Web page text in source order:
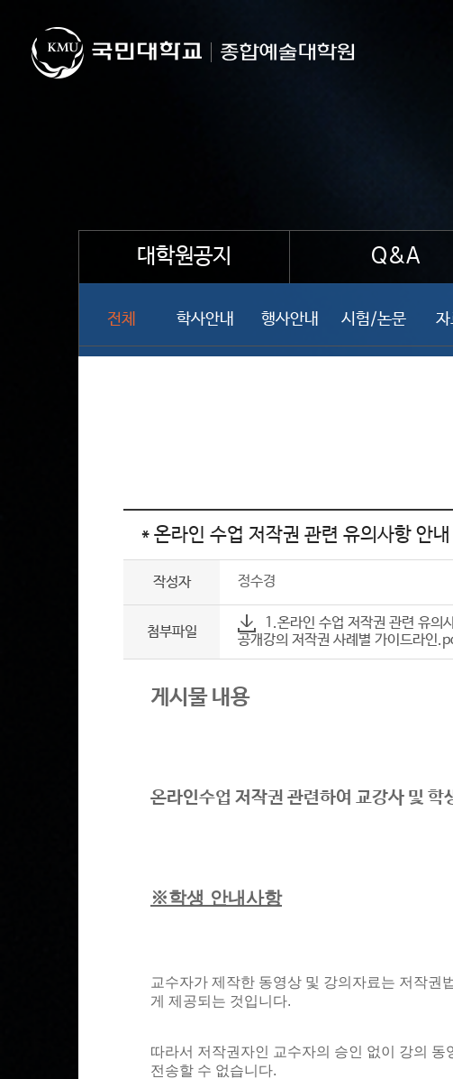
대학원공지
전체 학사안내 행사안내 시험/논문
Q&A
* 온라인 수업 저작권 관련 유의사항 안
작성자 정수경
첨부파일
1.온라인 수업 저작권 관련 유
공개강의 저작권 사례별 가이드라인
게시물 내용
온라인수업 저작권 관련하여 교강사 및
※학생 안내사항
교수자가 제작한 동영상 및 강의자료는 저작권
게 제공되는 것입니다.
따라서 저작권자인 교수자의 승인 없이 강의
전송할 수 없습니다.